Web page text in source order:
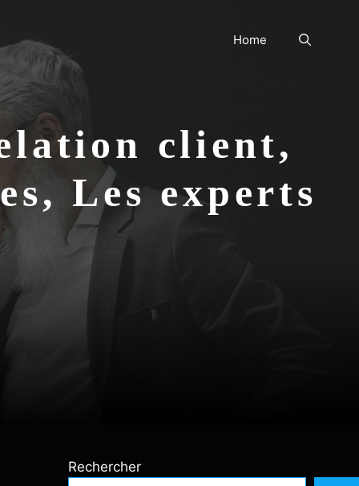
Home
client,
Les experts
Rechercher